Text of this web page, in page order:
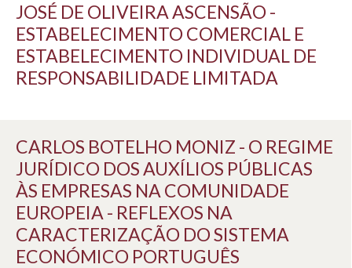
JOSÉ DE OLIVEIRA ASCENSÃO -
ESTABELECIMENTO COMERCIAL E
ESTABELECIMENTO INDIVIDUAL DE
RESPONSABILIDADE LIMITADA
CARLOS BOTELHO MONIZ - O REGIME
JURÍDICO DOS AUXÍLIOS PÚBLICAS
ÀS EMPRESAS NA COMUNIDADE
EUROPEIA - REFLEXOS NA
CARACTERIZAÇÃO DO SISTEMA
ECONÓMICO PORTUGUÊS